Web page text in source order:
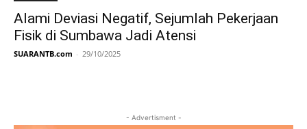
Alami Deviasi Negatif, Sejumlah Pekerjaan
Fisik di Sumbawa Jadi Atensi
SUARANTB.com - 29/10/2025
- Advertisment -